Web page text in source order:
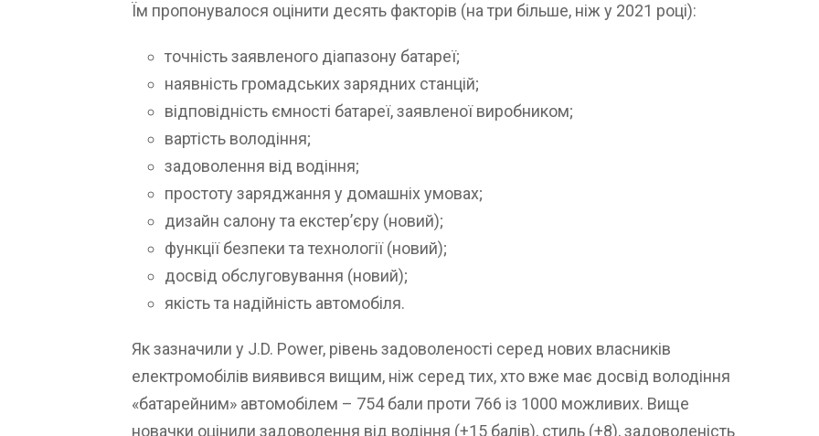
Їм пропонувалося оцінити десять факторів (на три більше, ніж у 2021 році):
точність заявленого діапазону батареї;
наявність громадських зарядних станцій;
відповідність ємності батареї, заявленої виробником;
вартість володіння;
задоволення від водіння;
простоту заряджання у домашніх умовах;
дизайн салону та екстер’єру (новий);
функції безпеки та технології (новий);
досвід обслуговування (новий);
якість та надійність автомобіля.
Як зазначили у J.D. Power, рівень задоволеності серед нових власників
електромобілів виявився вищим, ніж серед тих, хто вже має досвід володіння
«батарейним» автомобілем – 754 бали проти 766 із 1000 можливих. Вище
новачки оцінили задоволення від водіння (+15 балів), стиль (+8), задоволеність